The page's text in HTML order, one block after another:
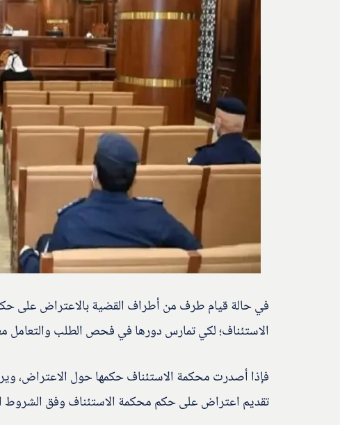
في حالة قيام طرف من أطراف القضية بالاعتراض على حكم
الاستئناف؛ لكي تمارس دورها في فحص الطلب والتعامل
فإذا أصدرت محكمة الاستئناف حكمها حول الاعتراض،
تقديم اعتراض على حكم محكمة الاستئناف وفق الشروط